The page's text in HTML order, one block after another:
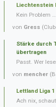
Liechtenstein
Kein Problem …
von Gress
Stärke durch
übertragen
Passt. Wer
von mencher
Lettland Liga 1
Ach nix,